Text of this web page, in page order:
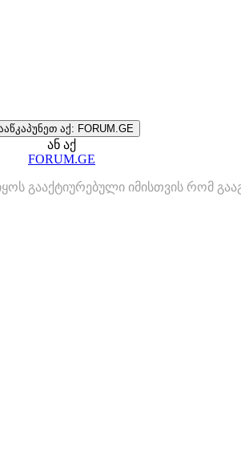
აქ: FORUM.GE
ან აქ
FORUM.GE
გააქტიურებული იმისთვის რომ